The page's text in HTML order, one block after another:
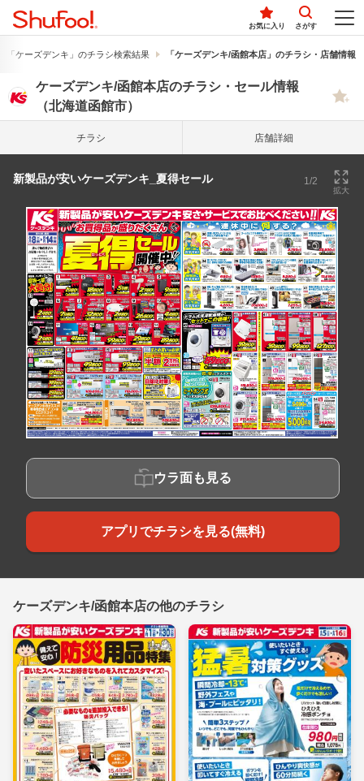
お気に入り さがす
「ケーズデンキ」のチラシ検索結果 「ケーズデンキ/函館本店」のチラシ・店舗情報
ケーズデンキ/函館本店のチラシ・セール情報
（北海道函館市）
チラシ 店舗詳細
新製品が安いケーズデンキ_夏得セール 1/2
拡大
ウラ面も見る
アプリでチラシを見る(無料)
ケーズデンキ/函館本店の他のチラシ